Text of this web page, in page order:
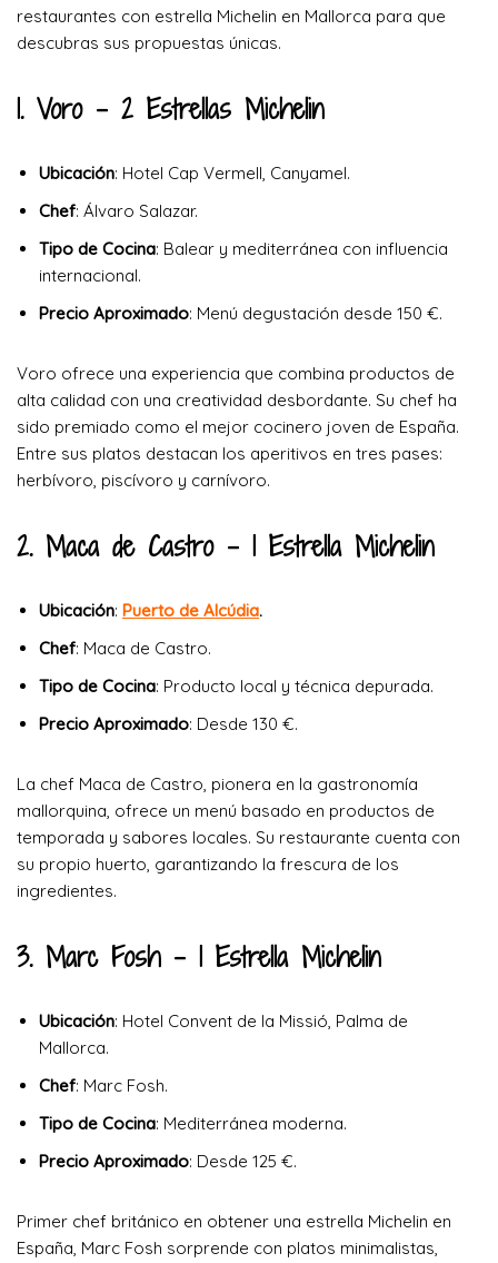
restaurantes con estrella Michelin en Mallorca para que
descubras sus propuestas únicas.
1. Voro– 2 Estrellas Michelin
Ubicación: Hotel Cap Vermell, Canyamel.
Chef: Álvaro Salazar.
Tipo de Cocina: Balear y mediterránea con influencia
internacional.
Precio Aproximado: Menú degustación desde 150 €.
Voro ofrece una experiencia que combina productos de
alta calidad con una creatividad desbordante. Su chef ha
sido premiado como el mejor cocinero joven de España.
Entre sus platos destacan los aperitivos en tres pases:
herbívoro, piscívoro y carnívoro.
2. Maca de Castro– 1 Estrella Michelin
Ubicación: Puerto de Alcúdia.
Chef: Maca de Castro.
Tipo de Cocina: Producto local y técnica depurada.
Precio Aproximado: Desde 130 €.
La chef Maca de Castro, pionera en la gastronomía
mallorquina, ofrece un menú basado en productos de
temporada y sabores locales. Su restaurante cuenta con
su propio huerto, garantizando la frescura de los
ingredientes.
3. Marc Fosh– 1 Estrella Michelin
Ubicación: Hotel Convent de la Missió, Palma de
Mallorca.
Chef: Marc Fosh.
Tipo de Cocina: Mediterránea moderna.
Precio Aproximado: Desde 125 €.
Primer chef británico en obtener una estrella Michelin en
España, Marc Fosh sorprende con platos minimalistas,